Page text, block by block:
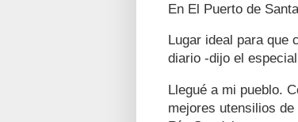
En El Puerto de
Lugar ideal para que
diario -dijo el
Llegué a mi pueblo.
mejores utensilios